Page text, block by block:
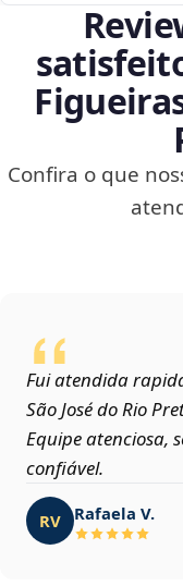
Confira o que
Fui atendida
São José do Rio
Equipe atenciosa,
confiável.
RV Rafaela V.